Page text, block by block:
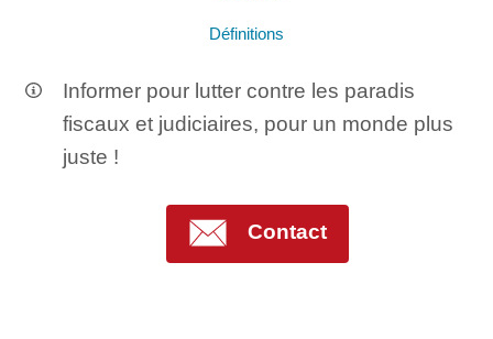
Définitions
Informer pour lutter contre les paradis
fiscaux et judiciaires, pour un monde plus
juste !
Contact